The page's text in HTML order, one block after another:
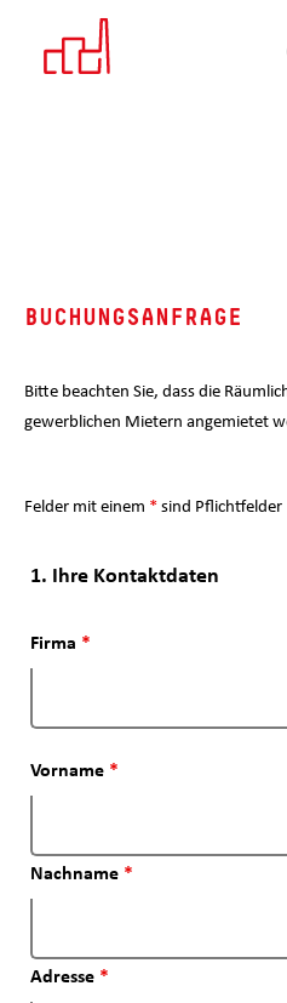
BUCHUNGSANFRAGE
Bitte beachten Sie, dass die
gewerblichen Mietern angemietet
Felder mit einem *sind Pflichtfelder
1. Ihre Kontaktdaten
Firma *
Vorname *
Nachname *
Adresse *